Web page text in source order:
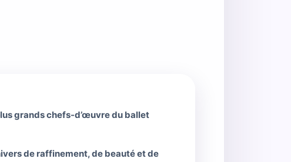
grands chefs-d’œuvre du ballet
de raffinement, de beauté et de